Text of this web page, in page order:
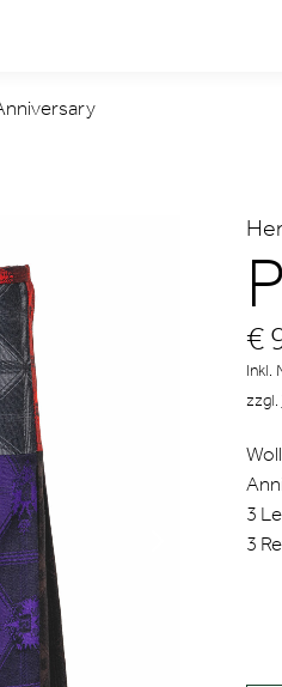
€
Inkl.
zzgl.
3
3